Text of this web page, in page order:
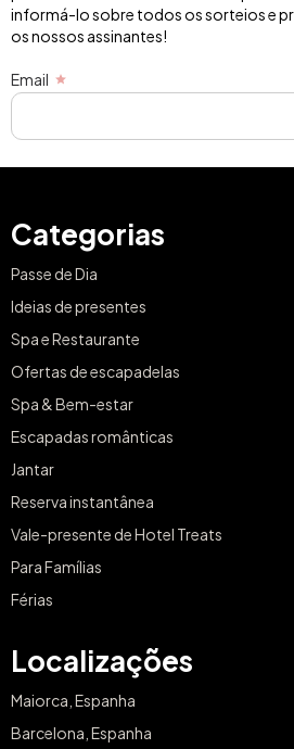
informá-lo sobre todos os sorteios e
os nossos assinantes!
Email
Categorias
Passe de Dia
Ideias de presentes
Spa e Restaurante
Ofertas de escapadelas
Spa & Bem-estar
Escapadas românticas
Jantar
Reserva instantânea
Vale-presente de Hotel Treats
Para Famílias
Férias
Localizações
Maiorca, Espanha
Barcelona, Espanha